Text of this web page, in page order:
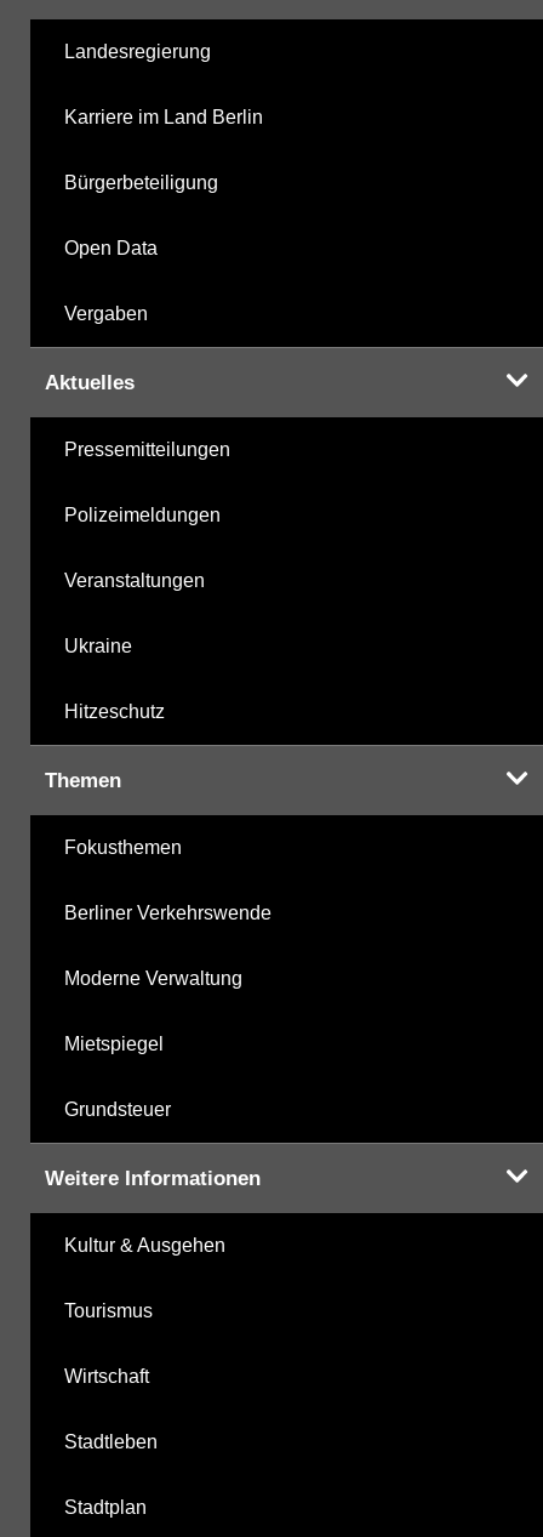
Landesregierung
Karriere im Land Berlin
Bürgerbeteiligung
Open Data
Vergaben
Aktuelles
Pressemitteilungen
Polizeimeldungen
Veranstaltungen
Ukraine
Hitzeschutz
Themen
Fokusthemen
Berliner Verkehrswende
Moderne Verwaltung
Mietspiegel
Grundsteuer
Weitere Informationen
Kultur & Ausgehen
Tourismus
Wirtschaft
Stadtleben
Stadtplan